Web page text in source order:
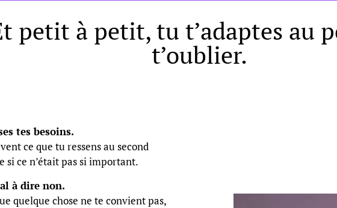
petit à petit, tu t’adaptes au
t’oublier.
tes besoins.
ce que tu ressens au second
si ce n’était pas si important.
à dire non.
quelque chose ne te convient pas,